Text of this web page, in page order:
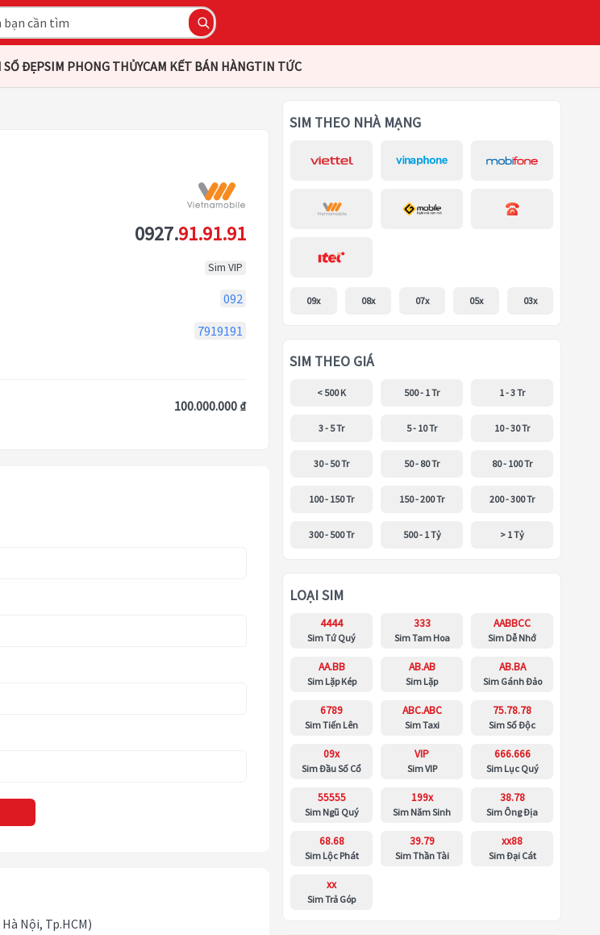
SỐ ĐẸPSIM PHONG THỦYCAM KẾT BÁN HÀNGTIN TỨC
0927.91.91.91
Sim VIP
092
7919191
100.000.000 ₫
Nội, Tp.HCM)
SIM THEO NHÀ MẠNG
09x 08x 07x 05x 03x
SIM THEO GIÁ
< 500 K 500 - 1 Tr 1 - 3 Tr
3 - 5 Tr 5 - 10 Tr 10 - 30 Tr
30 - 50 Tr 50 - 80 Tr 80 - 100 Tr
100 - 150 Tr 150 - 200 Tr 200 - 300 Tr
300 - 500 Tr 500 - 1 Tỷ > 1 Tỷ
LOẠI SIM
4444
Sim Tứ Quý
333
Sim Tam Hoa
AABBCC
Sim Dễ Nhớ
AA.BB
Sim Lặp Kép
AB.AB
Sim Lặp
AB.BA
Sim Gánh Đảo
6789
Sim Tiến Lên
ABC.ABC
Sim Taxi
75.78.78
Sim Số Độc
09x
Sim Đầu Số Cổ
VIP
Sim VIP
666.666
Sim Lục Quý
55555
Sim Ngũ Quý
199x
Sim Năm Sinh
38.78
Sim Ông Địa
68.68
Sim Lộc Phát
39.79
Sim Thần Tài
xx88
Sim Đại Cát
xx
Sim Trả Góp